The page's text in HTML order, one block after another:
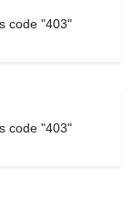
code "403"
code "403"